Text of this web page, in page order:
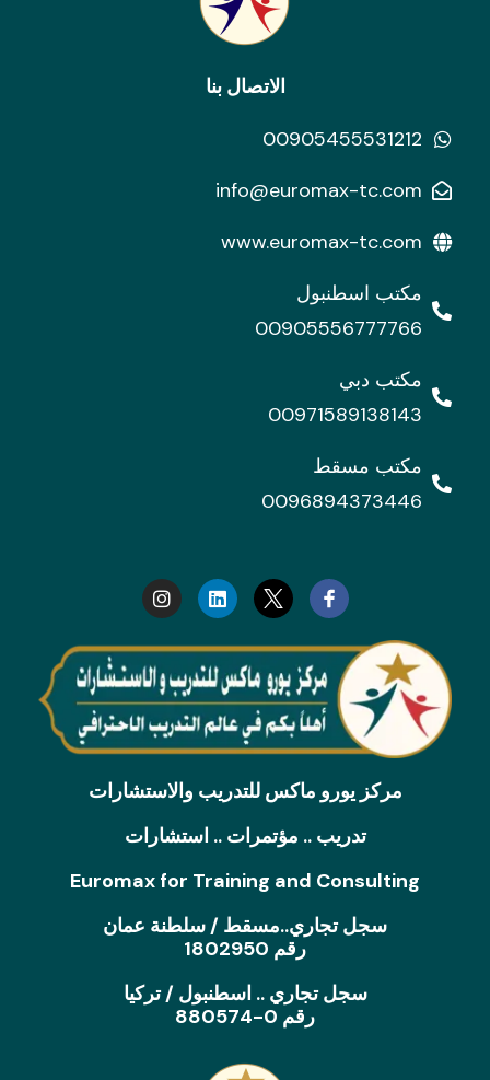
الاتصال بنا
00905455531212
info@euromax-tc.com
www.euromax-tc.com
مكتب اسطنبول
00905556777766
مكتب دبي
00971589138143
مكتب مسقط
0096894373446
n
k
d
i
n
s
t
g
r
a
m
مركز يورو ماكس للتدريب والاستشارات
تدريب .. مؤتمرات .. استشارات
Euromax for Training and Consulting
سجل تجاري..مسقط / سلطنة عمان
رقم 1802950
سجل تجاري .. اسطنبول / تركيا
رقم 0-880574